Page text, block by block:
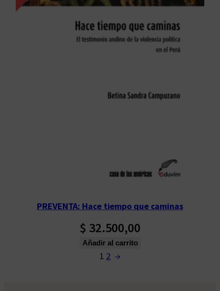
PREVENTA: Hace tiempo que caminas
$ 32.500,00
Añadir al carrito
1 2 →